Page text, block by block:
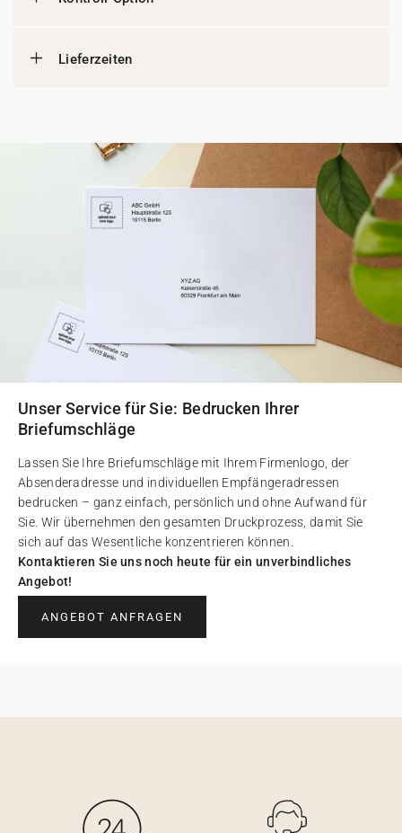
Lieferzeiten
Unser Service für Sie: Bedrucken Ihrer
Briefumschläge
Lassen Sie Ihre Briefumschläge mit Ihrem Firmenlogo, der
Absenderadresse und individuellen Empfängeradressen
bedrucken – ganz einfach, persönlich und ohne Aufwand für
Sie. Wir übernehmen den gesamten Druckprozess, damit Sie
sich auf das Wesentliche konzentrieren können.
Kontaktieren Sie uns noch heute für ein unverbindliches
Angebot!
ANGEBOT ANFRAGEN